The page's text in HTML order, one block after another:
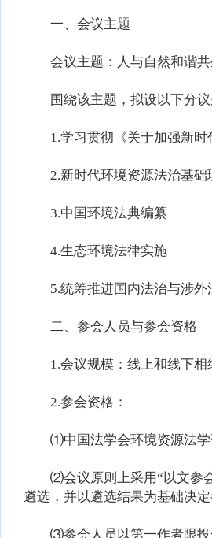
一、会议主题
会议主题：人与自然和谐共
围绕该主题，拟设以下分议
1.学习贯彻《关于加强新时
2.新时代环境资源法治基础
3.中国环境法典编纂
4.生态环境法律实施
5.统筹推进国内法治与涉外
二、参会人员与参会资格
1.会议规模：线上和线下相
2.参会资格：
⑴中国法学会环境资源法学研
⑵会议原则上采用“以文参会”
遴选，并以遴选结果为基础决
⑶参会人员以第一作者限投一